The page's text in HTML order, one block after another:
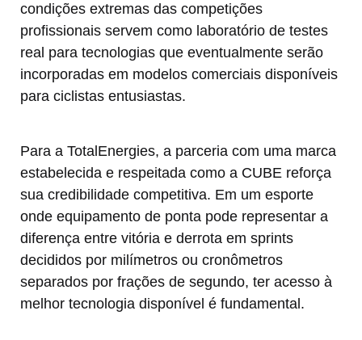
condições extremas das competições
profissionais servem como laboratório de testes
real para tecnologias que eventualmente serão
incorporadas em modelos comerciais disponíveis
para ciclistas entusiastas.
Para a TotalEnergies, a parceria com uma marca
estabelecida e respeitada como a CUBE reforça
sua credibilidade competitiva. Em um esporte
onde equipamento de ponta pode representar a
diferença entre vitória e derrota em sprints
decididos por milímetros ou cronômetros
separados por frações de segundo, ter acesso à
melhor tecnologia disponível é fundamental.